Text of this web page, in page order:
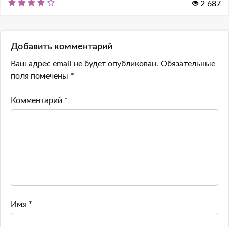
2 687
Добавить комментарий
Ваш адрес email не будет опубликован. Обязательные
поля помечены *
Комментарий *
Имя *